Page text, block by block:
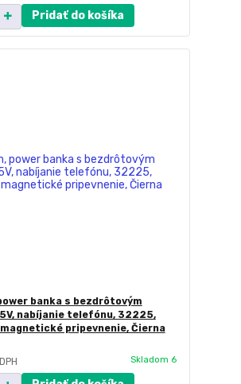
Pridať do košíka
banka s bezdrôtovým
nabíjanie telefónu, 32225,
pripevnenie, Čierna
Skladom 6